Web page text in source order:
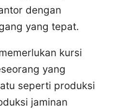
dengan
yang tepat.
kursi
yang
seperti produksi
jaminan